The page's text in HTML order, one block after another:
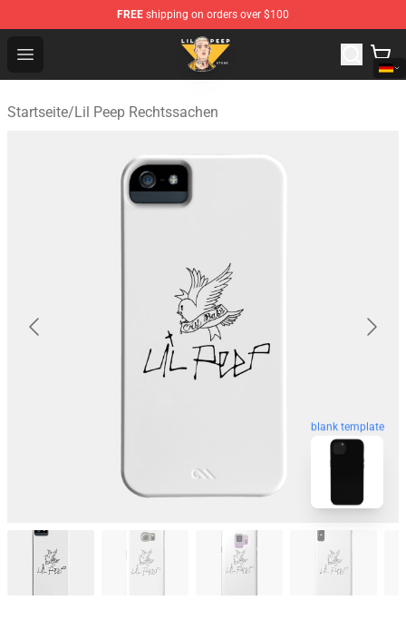
FREE shipping on orders over $100
Open menu
Lil Peep Store - Official Lil Peep Merchandise Shop
Startseite/Lil Peep Rechtssachen
blank template